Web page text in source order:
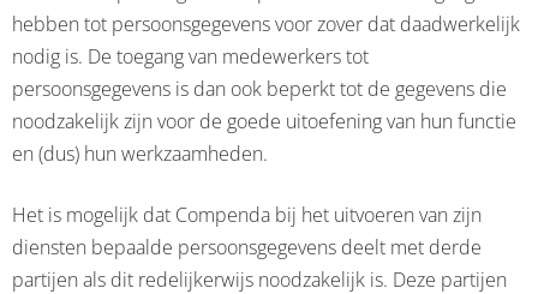
hebben tot persoonsgegevens voor zover dat daadwerkelijk
nodig is. De toegang van medewerkers tot
persoonsgegevens is dan ook beperkt tot de gegevens die
noodzakelijk zijn voor de goede uitoefening van hun functie
en (dus) hun werkzaamheden.
Het is mogelijk dat Compenda bij het uitvoeren van zijn
diensten bepaalde persoonsgegevens deelt met derde
partijen als dit redelijkerwijs noodzakelijk is. Deze partijen